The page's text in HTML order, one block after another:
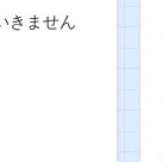
きません